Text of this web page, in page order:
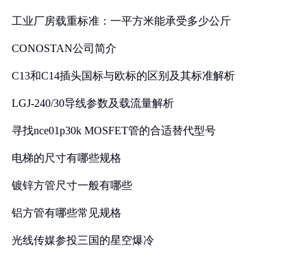
工业厂房载重标准：一平方米能承受多少公斤
CONOSTAN公司简介
C13和C14插头国标与欧标的区别及其标准解析
LGJ-240/30导线参数及载流量解析
寻找nce01p30k MOSFET管的合适替代型号
电梯的尺寸有哪些规格
镀锌方管尺寸一般有哪些
铝方管有哪些常见规格
光线传媒参投三国的星空爆冷